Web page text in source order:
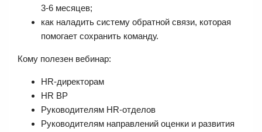
3-6 месяцев;
как наладить систему обратной связи, которая
помогает сохранить команду.
Кому полезен вебинар:
HR-директорам
HR BP
Руководителям HR-отделов
Руководителям направлений оценки и развития